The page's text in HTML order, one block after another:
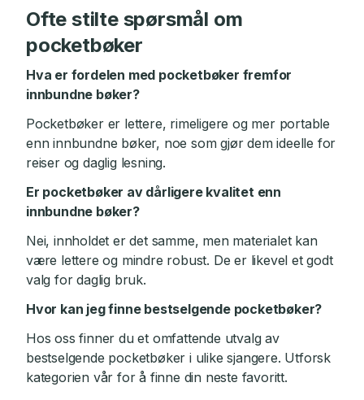
Ofte stilte spørsmål om
pocketbøker
Hva er fordelen med pocketbøker fremfor
innbundne bøker?
Pocketbøker er lettere, rimeligere og mer portable
enn innbundne bøker, noe som gjør dem ideelle for
reiser og daglig lesning.
Er pocketbøker av dårligere kvalitet enn
innbundne bøker?
Nei, innholdet er det samme, men materialet kan
være lettere og mindre robust. De er likevel et godt
valg for daglig bruk.
Hvor kan jeg finne bestselgende pocketbøker?
Hos oss finner du et omfattende utvalg av
bestselgende pocketbøker i ulike sjangere. Utforsk
kategorien vår for å finne din neste favoritt.